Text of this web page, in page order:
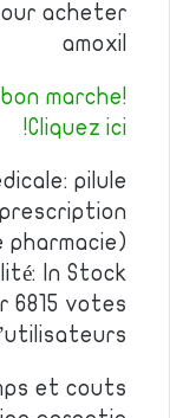
acheter
amoxil
marche!
Cliquez ici!
pilule
pharmacie)
In Stock!
6815 votes
et couts